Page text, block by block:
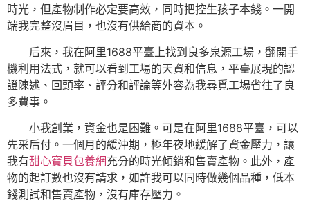
時光，但產物制作必定要高效，同時把控生孩子本錢。一開
端我完整沒眉目，也沒有供給商的資本。
后來，我在阿里1688平臺上找到良多泉源工場，翻開手
機利用法式，就可以看到工場的天資和信息，平臺展現的認
證陳述、回頭率、評分和評論等外容為我尋覓工場省往了良
多費事。
小我創業，資金也是困難。可是在阿里1688平臺，可以
先采后付。一個月的緩沖期，極年夜地緩解了資金壓力，讓
我有甜心寶貝包養網充分的時光傾銷和售賣產物。此外，產
物的起訂數也沒有請求，如許我可以同時做幾個品種，低本
錢測試和售賣產物，沒有庫存壓力。